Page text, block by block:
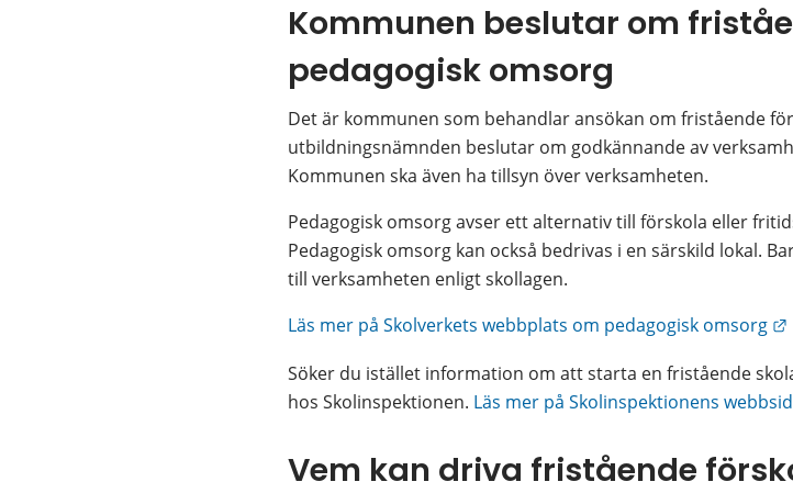
Kommunen beslutar om
pedagogisk omsorg
Det är kommunen som behandlar ansökan om fristående
utbildningsnämnden beslutar om godkännande av
Kommunen ska även ha tillsyn över verksamheten.
Pedagogisk omsorg avser ett alternativ till förskola eller
Pedagogisk omsorg kan också bedrivas i en särskild lokal.
till verksamheten enligt skollagen.
Läs mer på Skolverkets webbplats om pedagogisk omsorg
Söker du istället information om att starta en fristående
hos Skolinspektionen. Läs mer på Skolinspektionens
Vem kan driva fristående